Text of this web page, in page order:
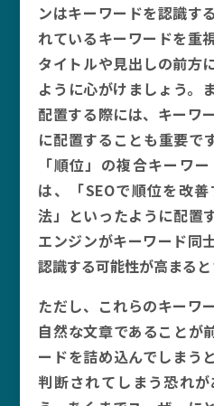
ンはキーワードを認識す
れているキーワードを重
タイトルや見出しの前方
ように心がけましょう。
配置する際には、キーワ
に配置することも重要で
「順位」の複合キーワ
は、「SEOで順位を改
法」といったように配置
エンジンがキーワード同
認識する可能性が高まると
ただし、これらのキーワ
自然な文章であることが
ードを詰め込んでしまう
判断されてしまう恐れ